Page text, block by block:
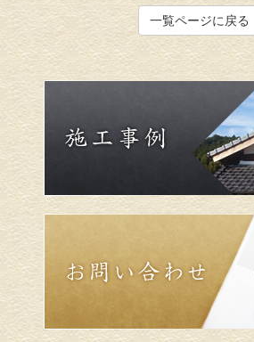
一覧ページに戻る